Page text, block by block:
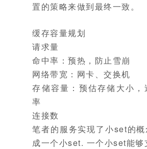
置的策略来做到最终一致。
缓存容量规划
请求量
命中率：预热，防止雪崩
网络带宽：网卡、交换机
存储容量：预估存储大小，
率
连接数
笔者的服务实现了小set的
成一个小set. 一个小set能够